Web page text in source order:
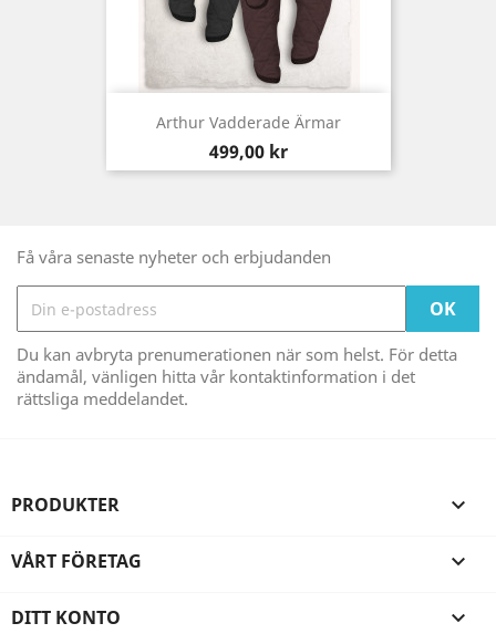
Arthur Vadderade Ärmar
Pris
499,00 kr
Få våra senaste nyheter och erbjudanden
Du kan avbryta prenumerationen när som helst. För detta
ändamål, vänligen hitta vår kontaktinformation i det
rättsliga meddelandet.
PRODUKTER 
VÅRT FÖRETAG 
DITT KONTO 